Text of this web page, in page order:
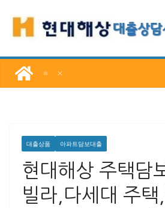
로
너
대출상품 아파트담보대출
현대해상 주택담
빌라,다세대 주택